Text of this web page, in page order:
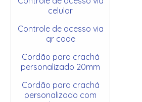
celular
Controle de acesso via
qr code
Cordão para crachá
personalizado 20mm
Cordão para crachá
personalizado com